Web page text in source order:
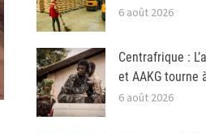
6 août 2026
Centrafrique :
et AAKG tourne
6 août 2026